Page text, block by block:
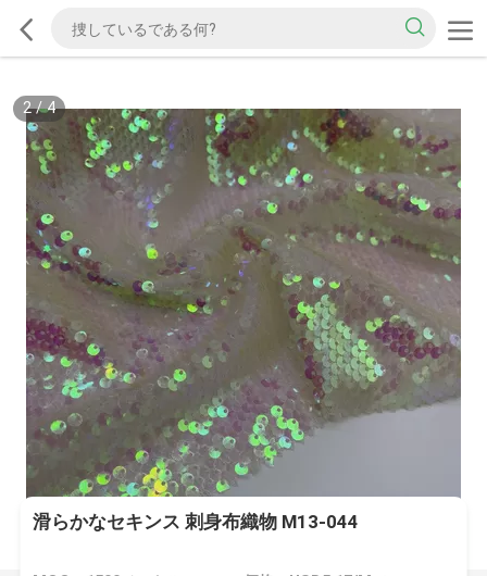
2/4
滑らかなセキンス 刺身布織物 M13-044